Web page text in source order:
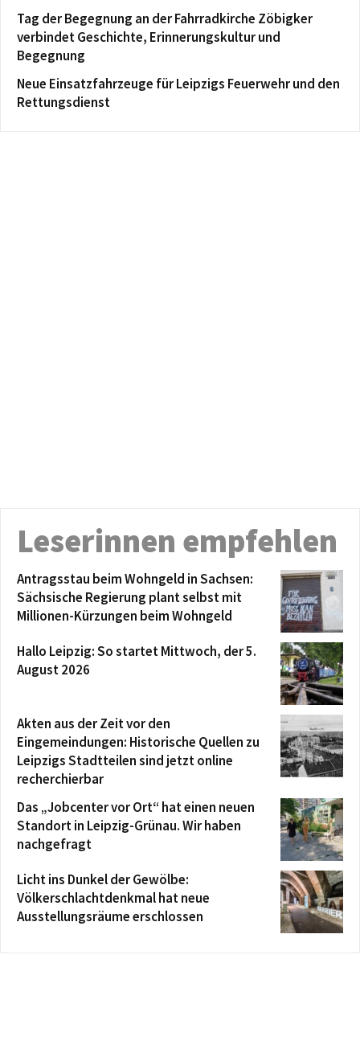
Tag der Begegnung an der Fahrradkirche Zöbigker
verbindet Geschichte, Erinnerungskultur und
Begegnung
Neue Einsatzfahrzeuge für Leipzigs Feuerwehr und den
Rettungsdienst
Leserinnen empfehlen
Antragsstau beim Wohngeld in Sachsen:
Sächsische Regierung plant selbst mit
Millionen-Kürzungen beim Wohngeld
Hallo Leipzig: So startet Mittwoch, der 5.
August 2026
Akten aus der Zeit vor den
Eingemeindungen: Historische Quellen zu
Leipzigs Stadtteilen sind jetzt online
recherchierbar
Das „Jobcenter vor Ort“ hat einen neuen
Standort in Leipzig-Grünau. Wir haben
nachgefragt
Licht ins Dunkel der Gewölbe:
Völkerschlachtdenkmal hat neue
Ausstellungsräume erschlossen